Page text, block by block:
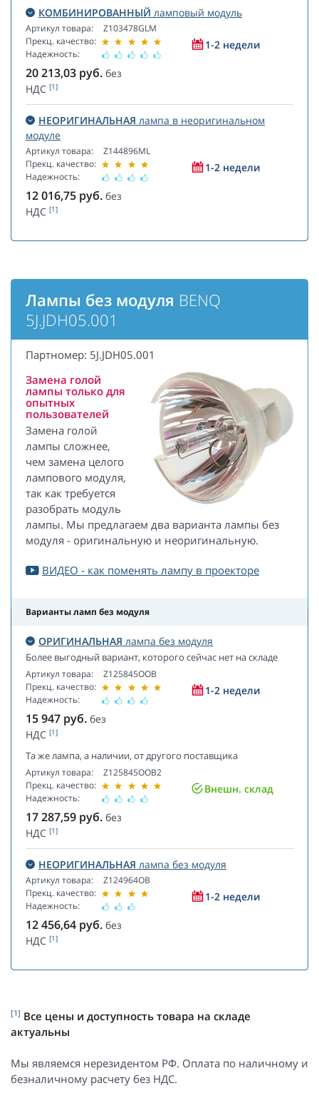
КОМБИНИРОВАННЫЙ ламповый модуль
Артикул товара:
Прекц. качество:
Надежность:
Z103478GLM
1-2 недели
20 213,03 руб. без
НДС [1]
НЕОРИГИНАЛЬНАЯ лампа в неоригинальном
модуле
Артикул товара:
Прекц. качество:
Надежность:
Z144896ML
1-2 недели
12 016,75 руб. без
НДС [1]
Лампы без модуля BENQ
5J.JDH05.001
Партномер: 5J.JDH05.001
Замена голой
лампы только для
опытных
пользователей
Замена голой
лампы сложнее,
чем замена целого
лампового модуля,
так как требуется
разобрать модуль
лампы. Мы предлагаем два варианта лампы без
модуля - оригинальную и неоригинальную.
ВИДЕО - как поменять лампу в проекторе
Варианты ламп без модуля
ОРИГИНАЛЬНАЯ лампа без модуля
Более выгодный вариант, которого сейчас нет на складе
Артикул товара:
Прекц. качество:
Надежность:
Z125845OOB
1-2 недели
15 947 руб. без
НДС [1]
Та же лампа, а наличии, от другого поставщика
Артикул товара:
Прекц. качество:
Надежность:
Z125845OOB2
Внешн. склад
17 287,59 руб. без
НДС [1]
НЕОРИГИНАЛЬНАЯ лампа без модуля
Артикул товара:
Прекц. качество:
Надежность:
Z124964OB
1-2 недели
12 456,64 руб. без
НДС [1]
[1] Все цены и доступность товара на складе
актуальны
Мы являемся нерезидентом РФ. Оплата по наличному и
безналичному расчету без НДС.